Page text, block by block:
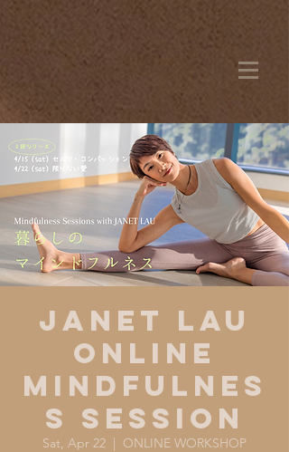
JANET LAU
ONLINE
MINDFULNES
S SESSION
Sat, Apr 22
  |
ONLINE WORKSHOP